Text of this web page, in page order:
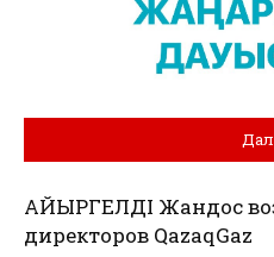
ҚАЙЫРГЕЛДІ Жандос
директоров QazaqGaz